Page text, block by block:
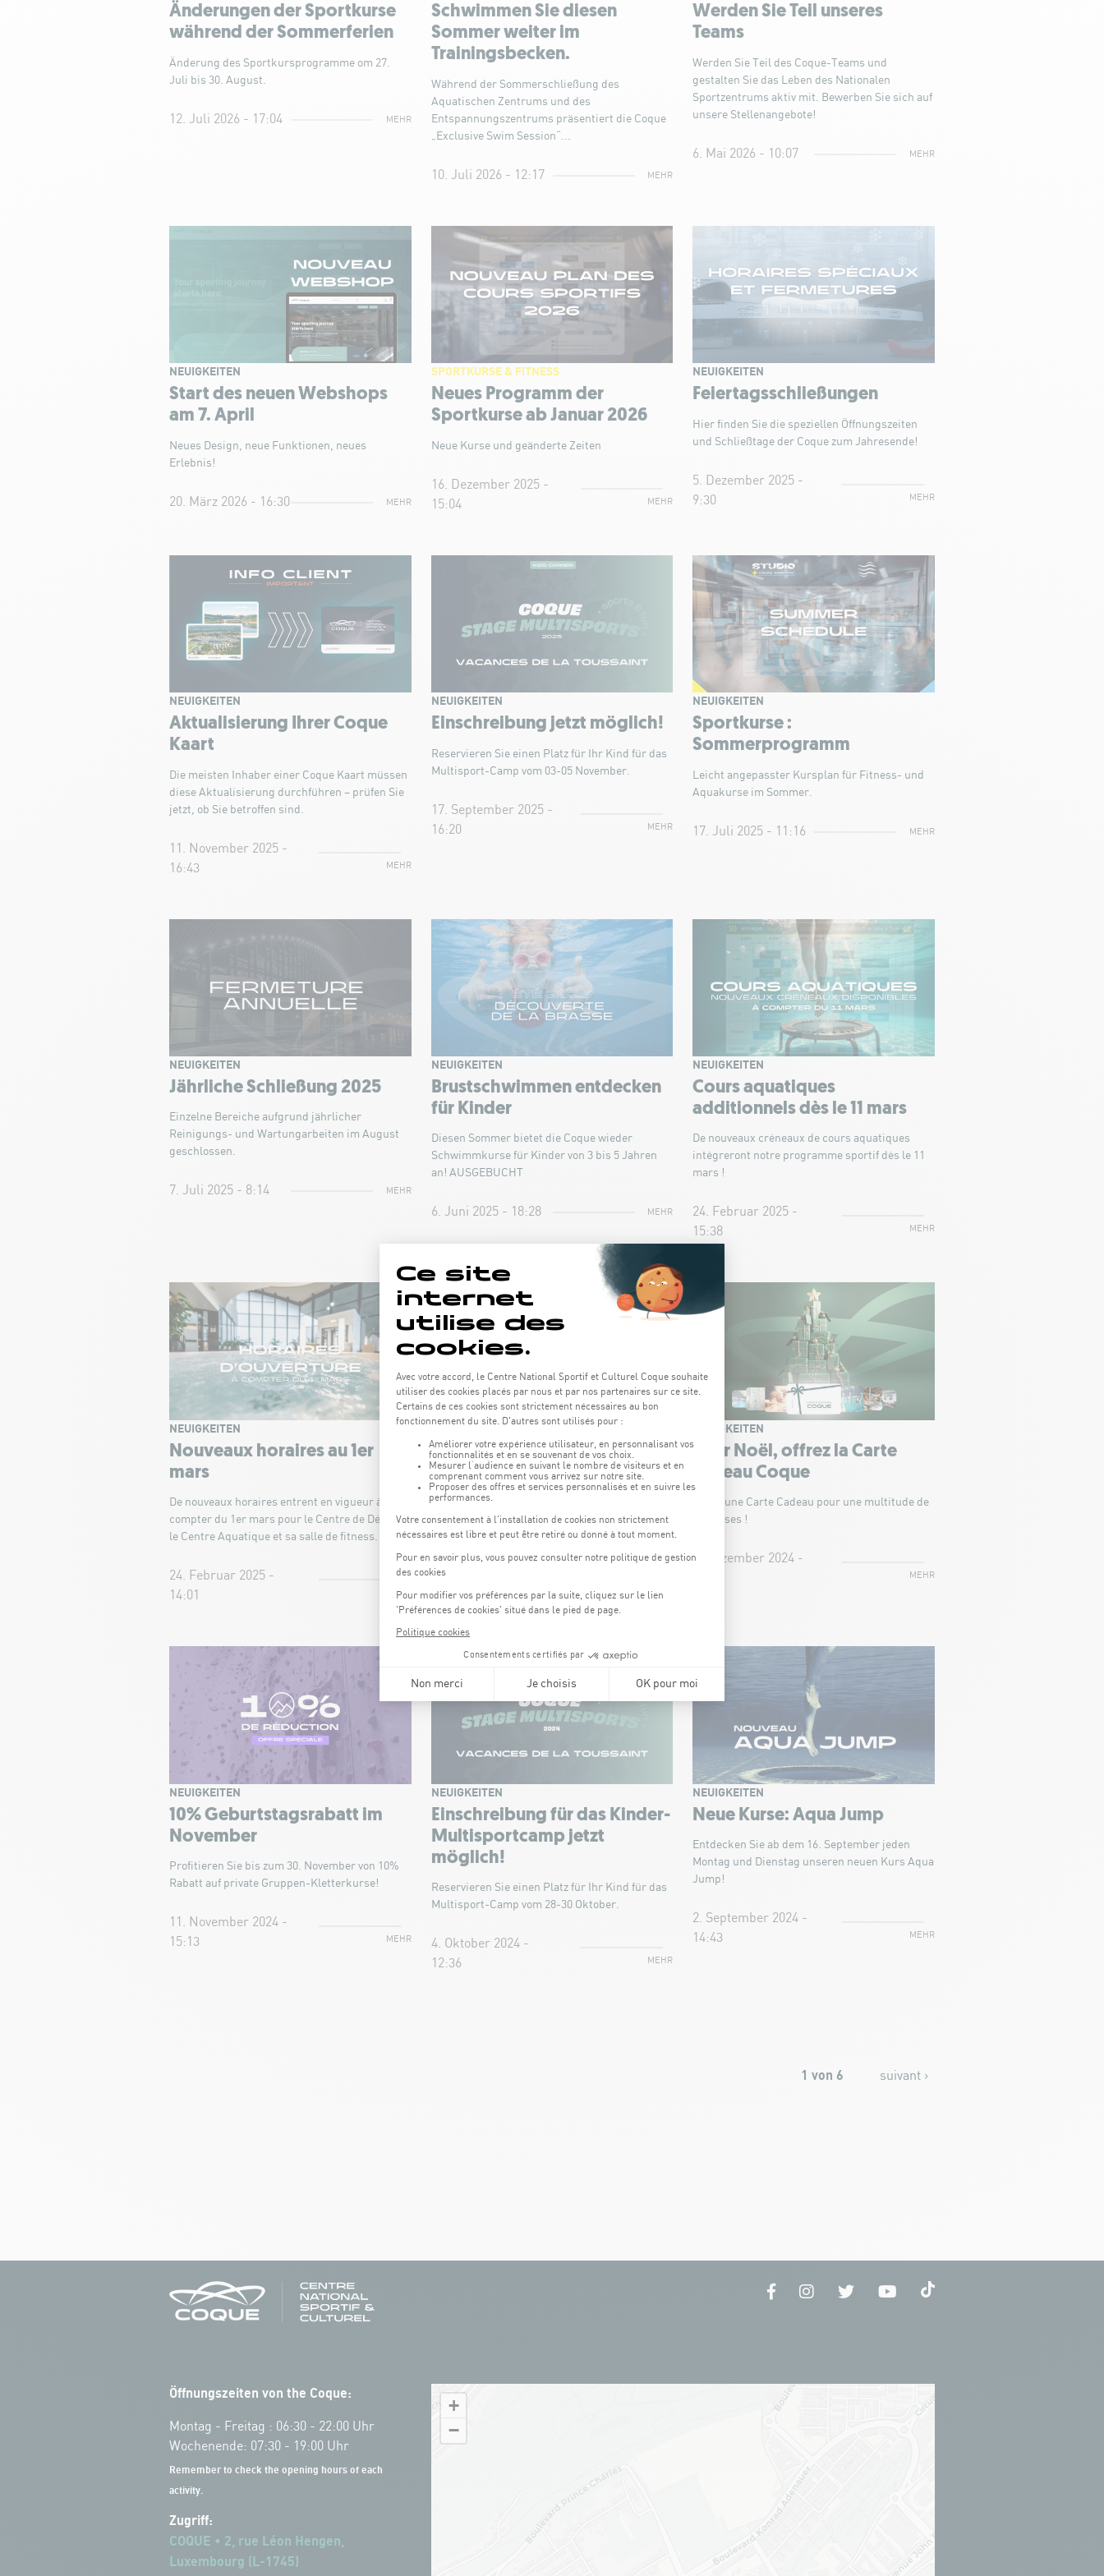
Änderungen der Sportkurse
während der Sommerferien
Änderung des Sportkursprogramme om 27.
Juli bis 30. August.
12. Juli 2026 - 17:04 MEHR
Schwimmen Sie diesen
Sommer weiter im
Trainingsbecken.
Während der Sommerschließung des
Aquatischen Zentrums und des
Entspannungszentrums präsentiert die Coque
„Exclusive Swim Session“...
10. Juli 2026 - 12:17 MEHR
Werden Sie Teil unseres
Teams
Werden Sie Teil des Coque-Teams und
gestalten Sie das Leben des Nationalen
Sportzentrums aktiv mit. Bewerben Sie sich auf
unsere Stellenangebote!
6. Mai 2026 - 10:07 MEHR
Start des neuen Webshops
am 7. April
NEUIGKEITEN
Neues Design, neue Funktionen, neues
Erlebnis!
20. März 2026 - 16:30 MEHR
Neues Programm der
Sportkurse ab Januar 2026
SPORTKURSE & FITNESS
Neue Kurse und geänderte Zeiten
16. Dezember 2025 -
15:04
MEHR
Feiertagsschließungen
NEUIGKEITEN
Hier finden Sie die speziellen Öffnungszeiten
und Schließtage der Coque zum Jahresende!
5. Dezember 2025 -
9:30
MEHR
Aktualisierung Ihrer Coque
Kaart
NEUIGKEITEN
Die meisten Inhaber einer Coque Kaart müssen
diese Aktualisierung durchführen – prüfen Sie
jetzt, ob Sie betroffen sind.
11. November 2025 -
16:43
MEHR
Einschreibung jetzt möglich!
NEUIGKEITEN
Reservieren Sie einen Platz für Ihr Kind für das
Multisport-Camp vom 03-05 November.
17. September 2025 -
16:20
MEHR
Sportkurse :
Sommerprogramm
NEUIGKEITEN
Leicht angepasster Kursplan für Fitness- und
Aquakurse im Sommer.
17. Juli 2025 - 11:16 MEHR
Jährliche Schließung 2025
NEUIGKEITEN
Einzelne Bereiche aufgrund jährlicher
Reinigungs- und Wartungarbeiten im August
geschlossen.
7. Juli 2025 - 8:14 MEHR
Brustschwimmen entdecken
für Kinder
NEUIGKEITEN
Diesen Sommer bietet die Coque wieder
Schwimmkurse für Kinder von 3 bis 5 Jahren
an! AUSGEBUCHT
6. Juni 2025 - 18:28 MEHR
Cours aquatiques
additionnels dès le 11 mars
NEUIGKEITEN
De nouveaux créneaux de cours aquatiques
intégreront notre programme sportif dès le 11
mars !
24. Februar 2025 -
15:38
MEHR
Nouveaux horaires au 1er
mars
NEUIGKEITEN
De nouveaux horaires entrent en vigueur à
compter du 1er mars pour le Centre de Détente,
le Centre Aquatique et sa salle de fitness.
24. Februar 2025 -
14:01
MEHR
Programm der Sportkurse
während der Feiertage
Während der Feiertage gibt es einige
Änderungen im Programm der Sportkurse
18. Dezember 2024 -
10:07
Pour Noël, offrez la Carte
cadeau Coque
NEUIGKEITEN
Offrez une Carte Cadeau pour une multitude de
surprises !
5. Dezember 2024 -
MEHR
10% Geburtstagsrabatt im
November
NEUIGKEITEN
Profitieren Sie bis zum 30. November von 10%
Rabatt auf private Gruppen-Kletterkurse!
11. November 2024 -
15:13
MEHR
Einschreibung für das Kinder-
Multisportcamp jetzt
möglich!
NEUIGKEITEN
Reservieren Sie einen Platz für Ihr Kind für das
Multisport-Camp vom 28-30 Oktober.
4. Oktober 2024 -
12:36
MEHR
Neue Kurse: Aqua Jump
NEUIGKEITEN
Entdecken Sie ab dem 16. September jeden
Montag und Dienstag unseren neuen Kurs Aqua
Jump!
2. September 2024 -
14:43
MEHR
1 von 6 suivant ›
Öffnungszeiten von the Coque:
Montag - Freitag : 06:30 - 22:00 Uhr
Wochenende: 07:30 - 19:00 Uhr
Remember to check the opening hours of each
activity.
Zugriff:
COQUE • 2, rue Léon Hengen,
Luxembourg (L-1745)
+
−